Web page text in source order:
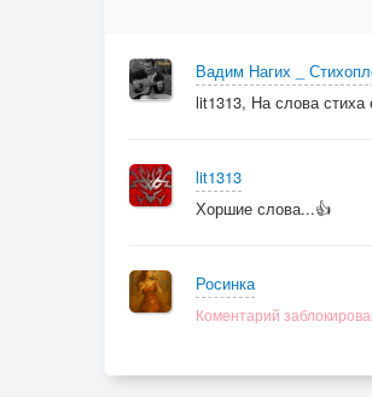
Вадим Нагих _
lit1313, На слова стиха
lit1313
Хоршие слова...👍
Росинка
Коментарий